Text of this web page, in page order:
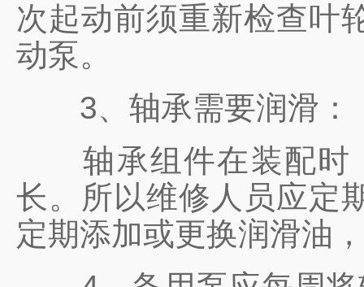
次起动前须重新检查叶
动泵。
3、轴承需要润滑：
轴承组件在装配时，
长。所以维修人员应定
定期添加或更换润滑油